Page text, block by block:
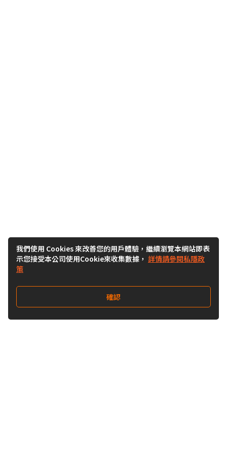
我們使用 Cookies 來改善您的用戶體驗，繼續瀏覽本網站即表
示您接受本公司使用Cookie來收集數據， 詳情請參閱私隱政
策
確認